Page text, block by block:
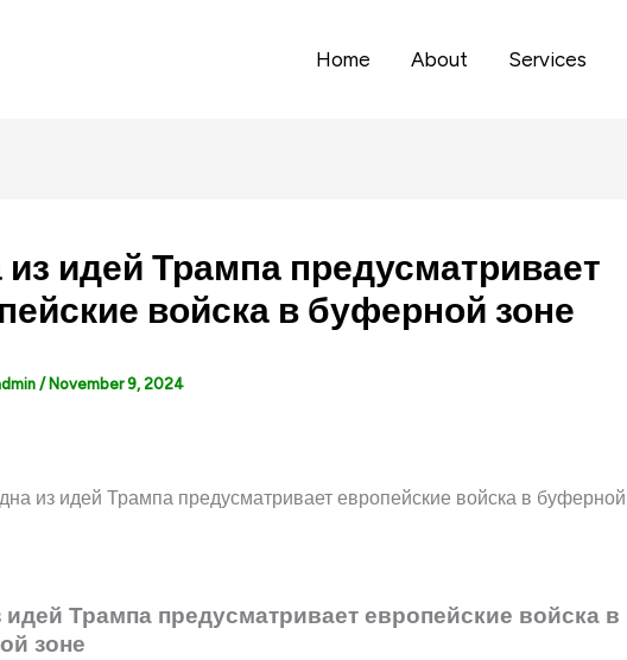
Home About Services
идей Трампа предусматривает
войска в буферной зоне
/ November 9, 2024
Трампа предусматривает европейские войска в
зоне